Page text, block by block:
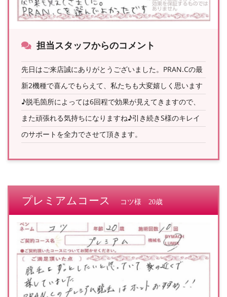
担当スタッフからのコメント
先日はご来店誠にありがとうございました。PRAN.Cの最
新2機種で喜んでもらえて、私たちも大変嬉しく思います
♪脱毛箇所によっては6回程で効果が見えてきますので、
また頑張れる気持ちになりますね♪引き続きS様のキレイ
のサポートを全力でさせて頂きます。
プレミアムコース コツ様 20歳